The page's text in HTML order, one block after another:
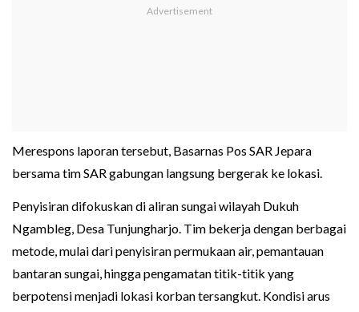
Merespons laporan tersebut, Basarnas Pos SAR Jepara
bersama tim SAR gabungan langsung bergerak ke lokasi.
Penyisiran difokuskan di aliran sungai wilayah Dukuh
Ngambleg, Desa Tunjungharjo. Tim bekerja dengan berbagai
metode, mulai dari penyisiran permukaan air, pemantauan
bantaran sungai, hingga pengamatan titik-titik yang
berpotensi menjadi lokasi korban tersangkut. Kondisi arus